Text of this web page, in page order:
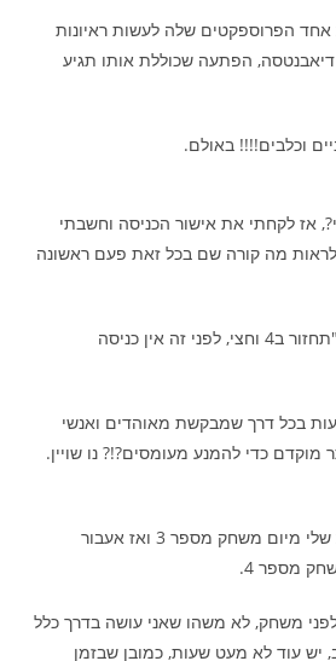
הפרוספקטים שלה לעשות ראיונות
דיאבנטסה, הפתעה שכוללת אותו תגיע
וכלבים!!!! באולם.
אז לקחתי את אישור הכניסה וחשבתי
לראות מה קורה שם בכל זאת פעם ראשונה
לא! אסור אדוני!….אוקיי…"תחזור ב4 וחצי, לפני זה אין כניסה
בכל דרך שמבקשת מאוהדים ואנשי
כדי להמנע מעומסים?!? נו שויין.
אעביר עוד כמה מהחוויות שלי מיום משחק מספר 3 ואז אעבור
מספר 4.
לפני משחק, לא משהו שאני עושה בדרך כלל
יש עוד לא מעט שעות, כמובן שבזמן